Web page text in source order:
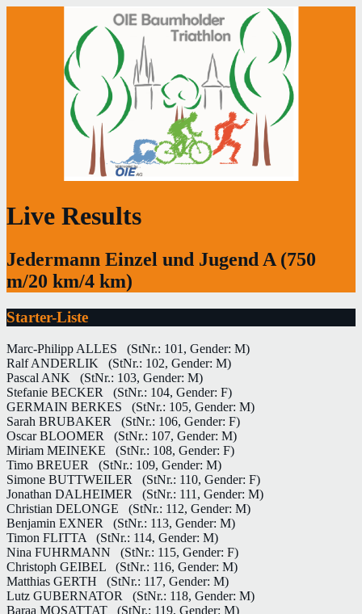
Live Results
Jedermann Einzel und Jugend A (750
m/20 km/4 km)
Starter-Liste
Marc-Philipp ALLES
(StNr.: 101, Gender: M)
Ralf ANDERLIK
(StNr.: 102, Gender: M)
Pascal ANK
(StNr.: 103, Gender: M)
Stefanie BECKER
(StNr.: 104, Gender: F)
GERMAIN BERKES
(StNr.: 105, Gender: M)
Sarah BRUBAKER
(StNr.: 106, Gender: F)
Oscar BLOOMER
(StNr.: 107, Gender: M)
Miriam MEINEKE
(StNr.: 108, Gender: F)
Timo BREUER
(StNr.: 109, Gender: M)
Simone BUTTWEILER
(StNr.: 110, Gender: F)
Jonathan DALHEIMER
(StNr.: 111, Gender: M)
Christian DELONGE
(StNr.: 112, Gender: M)
Benjamin EXNER
(StNr.: 113, Gender: M)
Timon FLITTA
(StNr.: 114, Gender: M)
Nina FUHRMANN
(StNr.: 115, Gender: F)
Christoph GEIBEL
(StNr.: 116, Gender: M)
Matthias GERTH
(StNr.: 117, Gender: M)
Lutz GUBERNATOR
(StNr.: 118, Gender: M)
Baraa MOSATTAT
(StNr.: 119, Gender: M)